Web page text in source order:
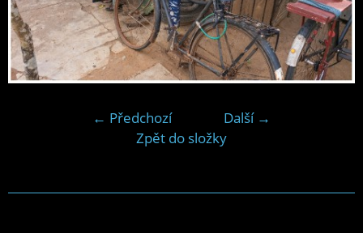
← Předchozí
Další →
Zpět do složky